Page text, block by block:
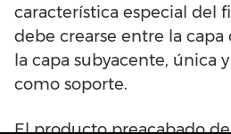
característica especial del
debe crearse entre la
la capa subyacente, única
como soporte.
El producto preacabado de